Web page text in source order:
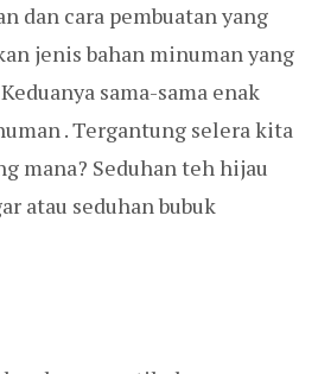
dan cara pembuatan yang
jenis bahan minuman yang
sama-sama enak
. Tergantung selera kita
mana? Seduhan teh hijau
atau seduhan bubuk